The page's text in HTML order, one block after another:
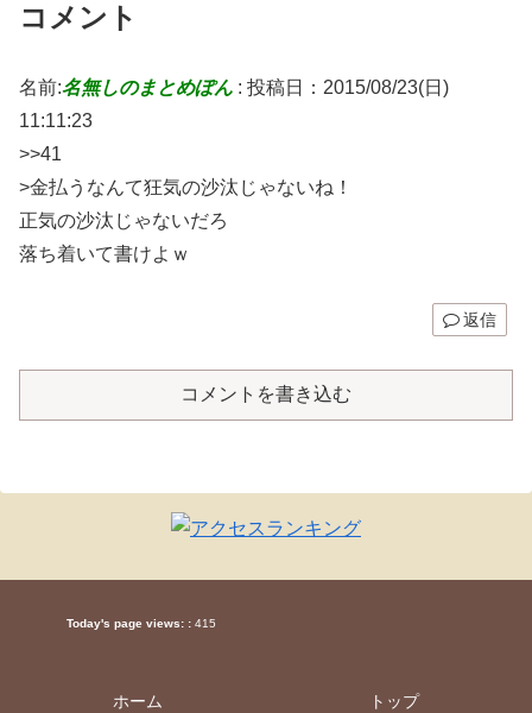
コメント
名前:名無しのまとめぽん : 投稿日：2015/08/23(日)
11:11:23
>>41
>金払うなんて狂気の沙汰じゃないね！
正気の沙汰じゃないだろ
落ち着いて書けよｗ
返信
コメントを書き込む
Today's page views: : 415
ホーム
トップ